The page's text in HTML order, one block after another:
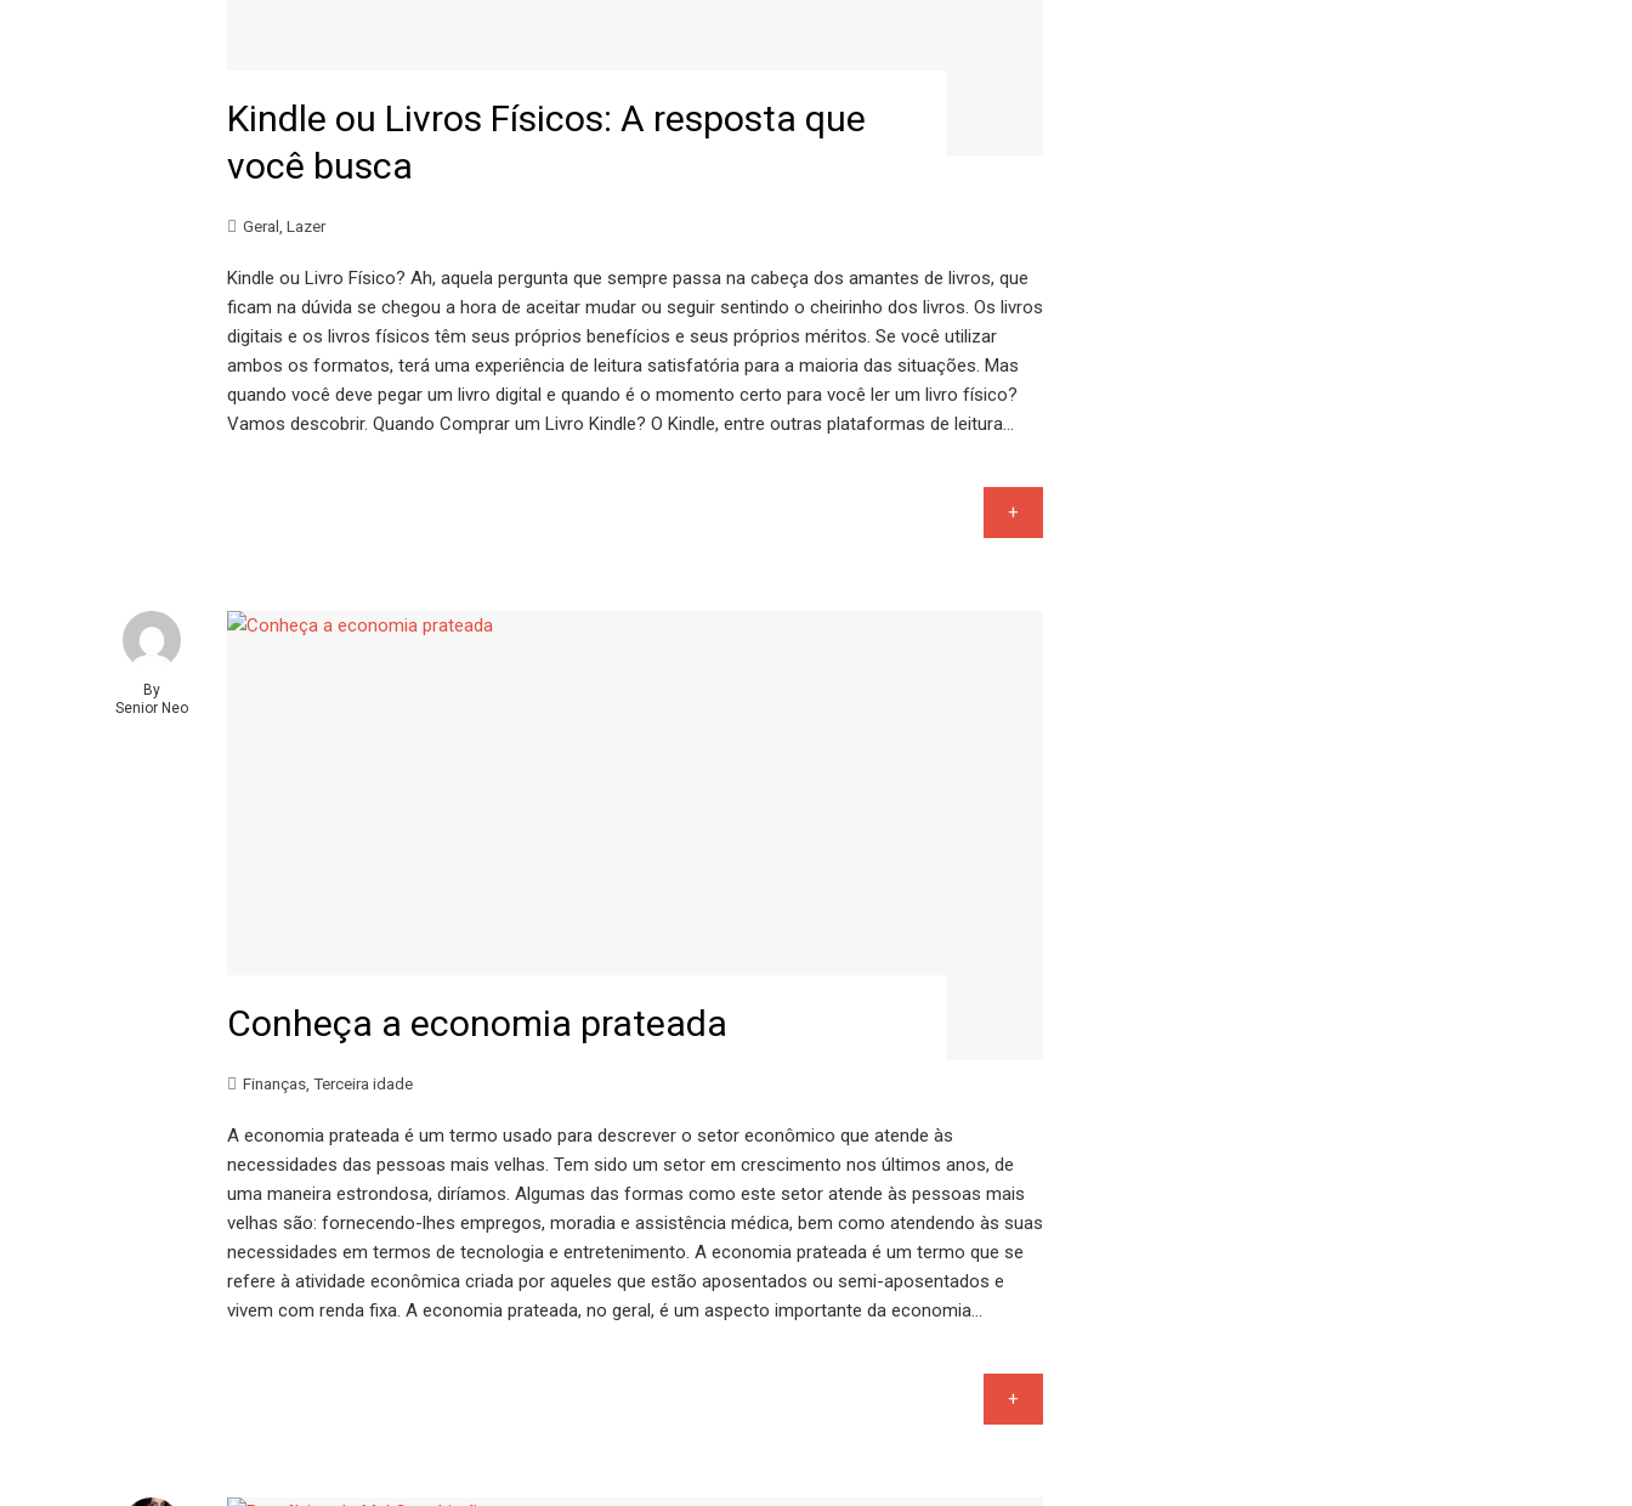
Kindle ou Livros Físicos: A resposta que
você busca
Geral Lazer
Kindle ou Livro Físico? Ah, aquela pergunta que sempre passa na cabeça dos amantes de livros, que
ficam na dúvida se chegou a hora de aceitar mudar ou seguir sentindo o cheirinho dos livros. Os livros
digitais e os livros físicos têm seus próprios benefícios e seus próprios méritos. Se você utilizar
ambos os formatos, terá uma experiência de leitura satisfatória para a maioria das situações. Mas
quando você deve pegar um livro digital e quando é o momento certo para você ler um livro físico?
Vamos descobrir. Quando Comprar um Livro Kindle? O Kindle, entre outras plataformas de leitura…
+
By
Senior Neo
Conheça a economia prateada
Finanças Terceira idade
A economia prateada é um termo usado para descrever o setor econômico que atende às
necessidades das pessoas mais velhas. Tem sido um setor em crescimento nos últimos anos, de
uma maneira estrondosa, diríamos. Algumas das formas como este setor atende às pessoas mais
velhas são: fornecendo-lhes empregos, moradia e assistência médica, bem como atendendo às suas
necessidades em termos de tecnologia e entretenimento. A economia prateada é um termo que se
refere à atividade econômica criada por aqueles que estão aposentados ou semi-aposentados e
vivem com renda fixa. A economia prateada, no geral, é um aspecto importante da economia…
+